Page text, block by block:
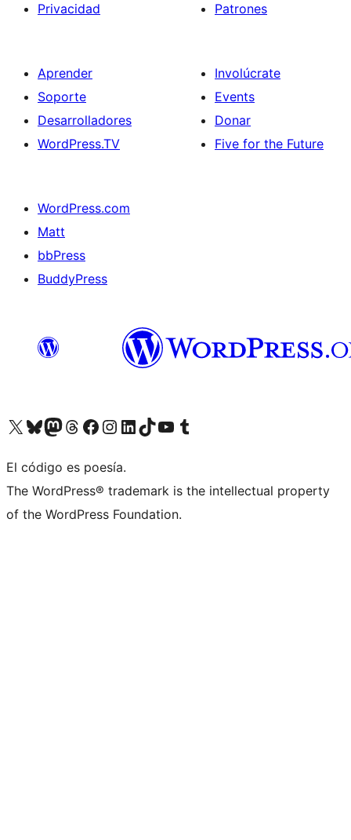
Privacidad
Patrones
Aprender
Soporte
Desarrolladores
WordPress.TV
Involúcrate
Events
Donar
Five for the Future
WordPress.com
Matt
bbPress
BuddyPress
Visit our X (formerly Twitter) account
Visit our Bluesky account
Visita nuestra cuenta de Twitter
Visit our Threads account
Visita nuestra página de Facebook
Visite nuestra cuenta de Instagram
Visit our LinkedIn account
Visit our TikTok account
Visit our YouTube channel
Visit our Tumblr account
El código es poesía.
The WordPress® trademark is the intellectual property
of the WordPress Foundation.